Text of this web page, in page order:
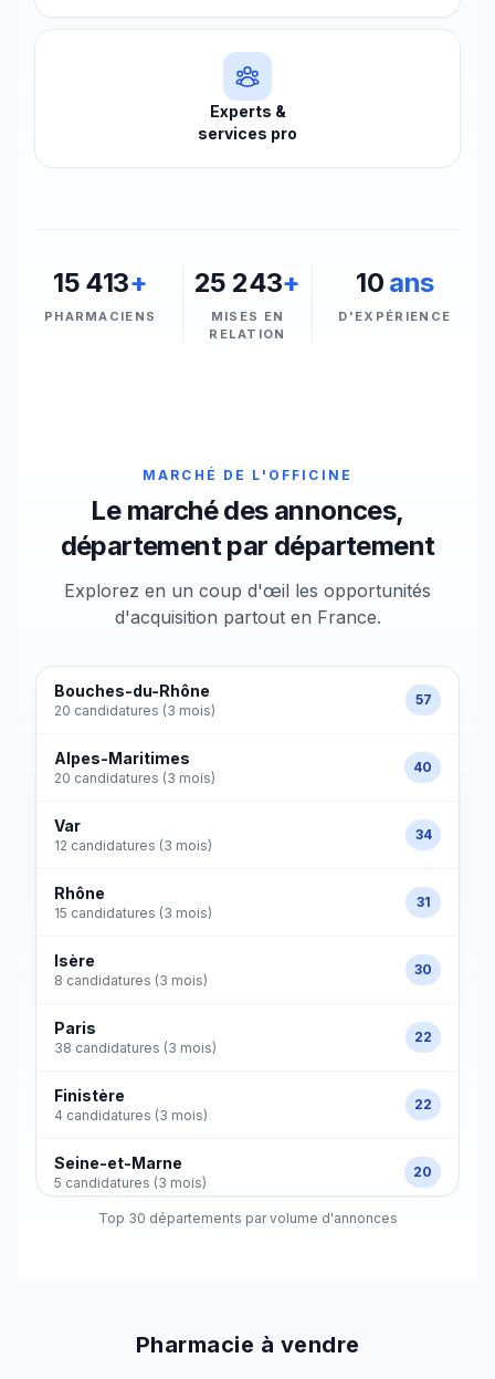
Experts &
services pro
15 413+
PHARMACIENS
25 243+
MISES EN
RELATION
10 ans
D'EXPÉRIENCE
MARCHÉ DE L'OFFICINE
Le marché des annonces,
département par département
Explorez en un coup d'œil les opportunités
d'acquisition partout en France.
Bouches-du-Rhône
20 candidatures (3 mois)
57
Alpes-Maritimes
20 candidatures (3 mois)
40
Var
12 candidatures (3 mois)
34
Rhône
15 candidatures (3 mois)
31
Isère
8 candidatures (3 mois)
30
Paris
38 candidatures (3 mois)
22
Finistère
4 candidatures (3 mois)
22
Seine-et-Marne
5 candidatures (3 mois)
20
Top 30 départements par volume d'annonces
Pharmacie à vendre